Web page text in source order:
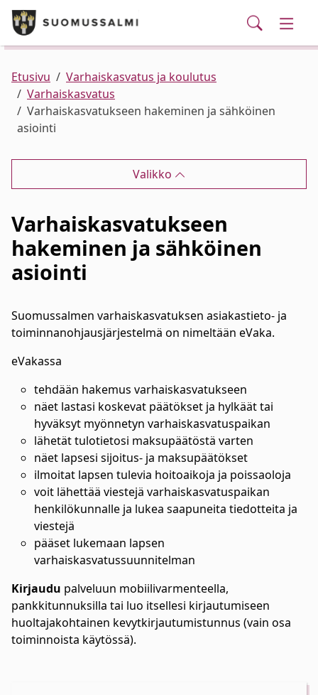
Siirry pääsisältöön
Puhelinluettelo/yhteystiedot
Palvelut
Ajankohtaista
Verkkokauppa
Haku
Kunta ja hallinto
Asuminen ja ympäristö
Varhaiskasvatus ja koulutus
Elinvoima
Etusivu
Varhaiskasvatus ja koulutus
Varhaiskasvatus
Varhaiskasvatukseen hakeminen ja sähköinen
asiointi
Valikko
Varhaiskasvatukseen
hakeminen ja sähköinen
asiointi
Suomussalmen varhaiskasvatuksen asiakastieto- ja
toiminnanohjausjärjestelmä on nimeltään eVaka.
eVakassa
tehdään hakemus varhaiskasvatukseen
näet lastasi koskevat päätökset ja hylkäät tai
hyväksyt myönnetyn varhaiskasvatuspaikan
lähetät tulotietosi maksupäätöstä varten
näet lapsesi sijoitus- ja maksupäätökset
ilmoitat lapsen tulevia hoitoaikoja ja poissaoloja
voit lähettää viestejä varhaiskasvatuspaikan
henkilökunnalle ja lukea saapuneita tiedotteita ja
viestejä
pääset lukemaan lapsen
varhaiskasvatussuunnitelman
Kirjaudu palveluun mobiilivarmenteella,
pankkitunnuksilla tai luo itsellesi kirjautumiseen
huoltajakohtainen kevytkirjautumistunnus (vain osa
toiminnoista käytössä).